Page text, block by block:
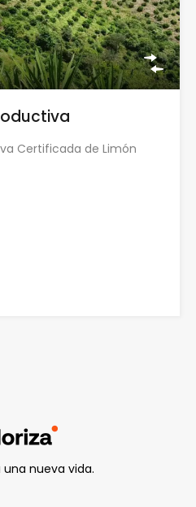
Certificada de Limón
una nueva vida.